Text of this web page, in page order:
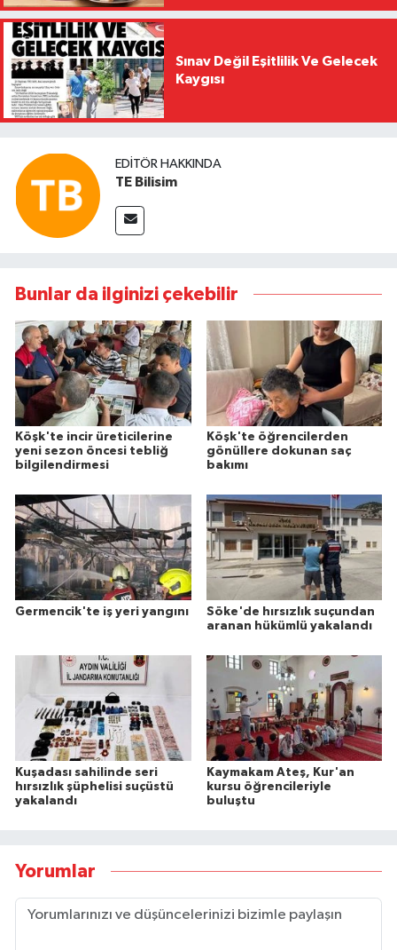
Sınav Değil Eşitlilik Ve Gelecek
Kaygısı
EDITÖR HAKKINDA
TE Bilisim
Bunlar da ilginizi çekebilir
Köşk'te incir üreticilerine
yeni sezon öncesi tebliğ
bilgilendirmesi
Köşk'te öğrencilerden
gönüllere dokunan saç
bakımı
Germencik'te iş yeri yangını
Söke'de hırsızlık suçundan
aranan hükümlü yakalandı
Kuşadası sahilinde seri
hırsızlık şüphelisi suçüstü
yakalandı
Kaymakam Ateş, Kur'an
kursu öğrencileriyle
buluştu
Yorumlar